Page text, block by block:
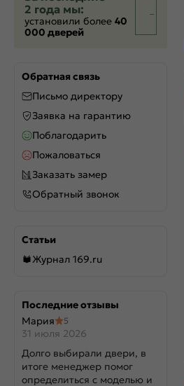
2 года мы:
установили более 40
000 дверей
Обратная связь
Письмо директору
Заявка на гарантию
Поблагодарить
Пожаловаться
Заказать замер
Обратный звонок
Статьи
Журнал 169.ru
Последние отзывы
Мария
5
31 июля 2026
Долго выбирали двери, в
итоге менеджер помог
определиться с моделью и